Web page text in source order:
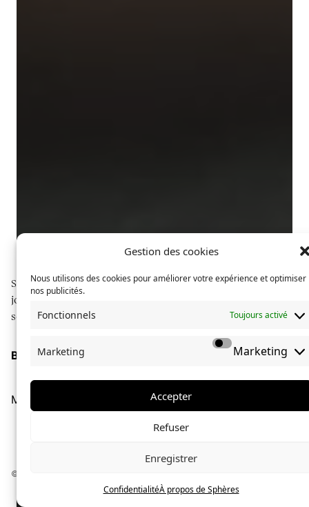
Gestion des cookies
Nous utilisons des cookies pour améliorer votre expérience et optimiser
nos publicités.
Fonctionnels Toujours activé
Marketing Marketing
Accepter
Refuser
Enregistrer
ConfidentialitéÀ propos de Sphères
Sphères explore des communautés à travers du
journalisme long format, illustré de photographies
soignées.
Boutique À propos de Sphères
Mentions légales
Confidentialité
© Sphères magazine — 2024 — Tous droits réservés